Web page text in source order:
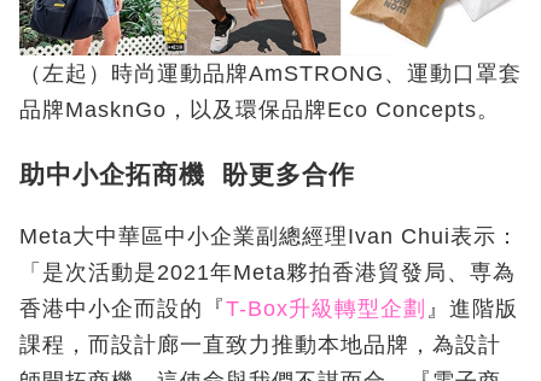
（左起）時尚運動品牌AmSTRONG、運動口罩套
品牌MasknGo，以及環保品牌Eco Concepts。
助中小企拓商機 盼更多合作
Meta大中華區中小企業副總經理Ivan Chui表示：
「是次活動是2021年Meta夥拍香港貿發局、専為
香港中小企而設的『T-Box升級轉型企劃 』進階版
課程，而設計廊一直致力推動本地品牌，為設計